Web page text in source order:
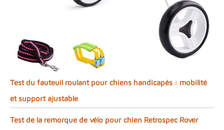
Test du fauteuil roulant pour chiens handicapés : mobilité
et support ajustable
Test de la remorque de vélo pour chien Retrospec Rover